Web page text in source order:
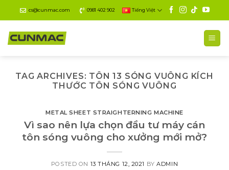
to
content
cs@cunmac.com 0981 402 902 Tiếng Việt
TAG ARCHIVES: TÔN 13 SÓNG VUÔNG KÍCH
THƯỚC TÔN SÓNG VUÔNG
METAL SHEET STRAIGHTERNING MACHINE
Vì sao nên lựa chọn đầu tư máy cán
tôn sóng vuông cho xưởng mới mở?
POSTED ON 13 THÁNG 12, 2021 BYADMIN